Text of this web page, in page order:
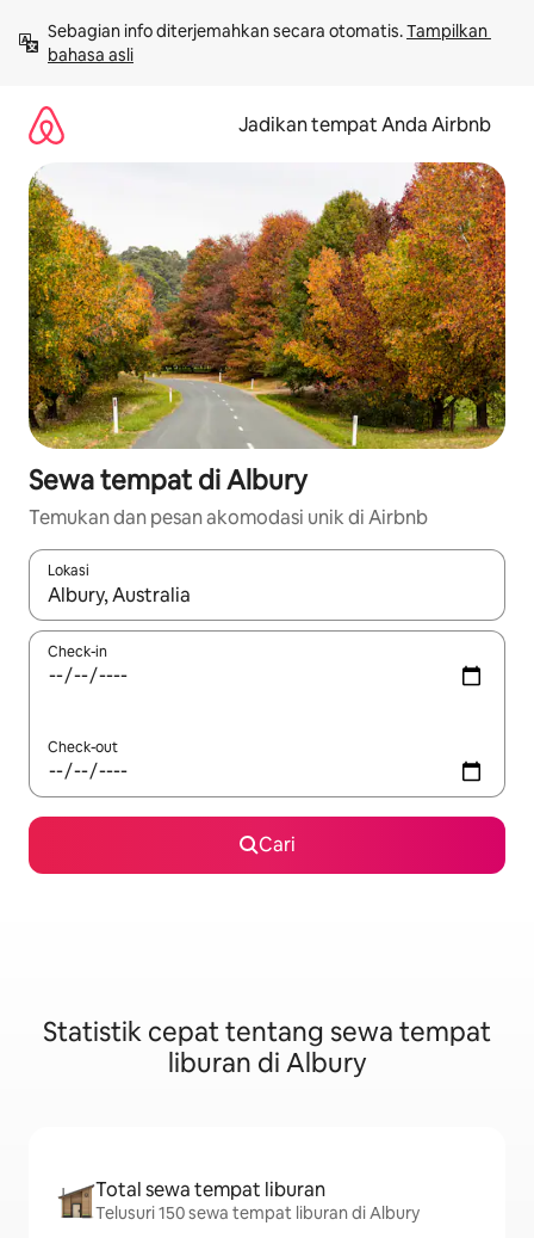
langsung
lihat
Sebagian info diterjemahkan secara otomatis. Tampilkan
bahasa asli
Jadikan tempat Anda Airbnb
Sewa tempat di Albury
Temukan dan pesan akomodasi unik di Airbnb
Lokasi
Jika hasil yang dicari tersedia, telusuri dengan tombol panah
Check-in
Check-out
Cari
Statistik cepat tentang sewa tempat
liburan di Albury
Total sewa tempat liburan
Telusuri 150 sewa tempat liburan di Albury